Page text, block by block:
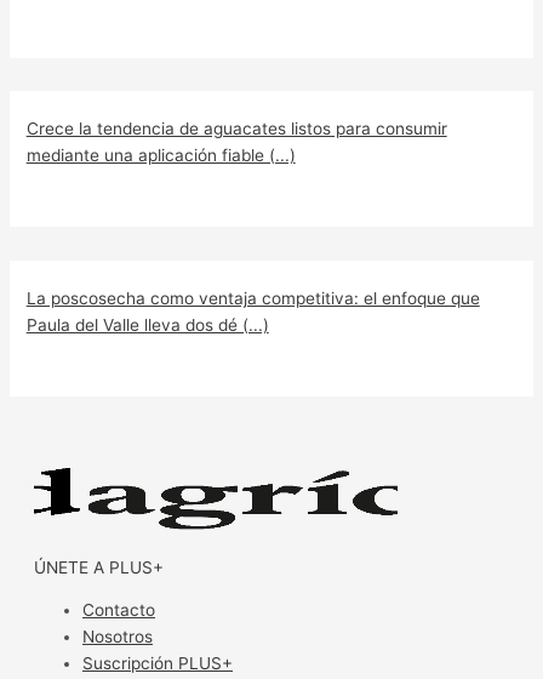
Crece la tendencia de aguacates listos para consumir
mediante una aplicación fiable (...)
La poscosecha como ventaja competitiva: el enfoque que
Paula del Valle lleva dos dé (...)
ÚNETE A PLUS+
Contacto
Nosotros
Suscripción PLUS+